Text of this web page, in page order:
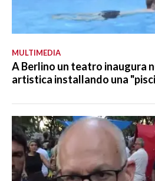
MULTIMEDIA
A Berlino un teatro inaugura
artistica installando una